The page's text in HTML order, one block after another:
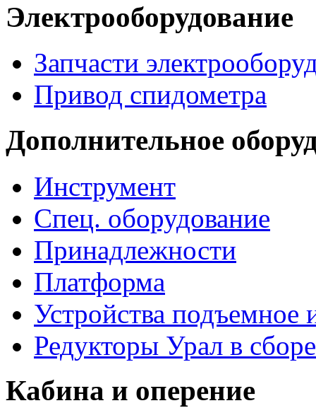
Электрооборудование
Запчасти
Привод спидометра
Дополнительное
Инструмент
Спец. оборудование
Принадлежности
Платформа
Устройства
Редукторы Урал в сборе
Кабина и оперение